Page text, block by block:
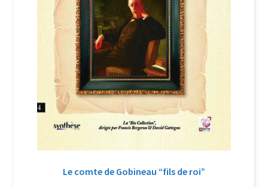
Politique de confidentialité et cookies
Qui sommes-nous ?
Soutien à Philippe Randa
Suivi de la Commande
Le comte de Gobineau “fils de roi”